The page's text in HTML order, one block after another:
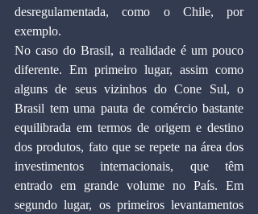
desregulamentada, como o Chile, por
exemplo.
No caso do Brasil, a realidade é um pouco
diferente. Em primeiro lugar, assim como
alguns de seus vizinhos do Cone Sul, o
Brasil tem uma pauta de comércio bastante
equilibrada em termos de origem e destino
dos produtos, fato que se repete na área dos
investimentos internacionais, que têm
entrado em grande volume no País. Em
segundo lugar, os primeiros levantamentos